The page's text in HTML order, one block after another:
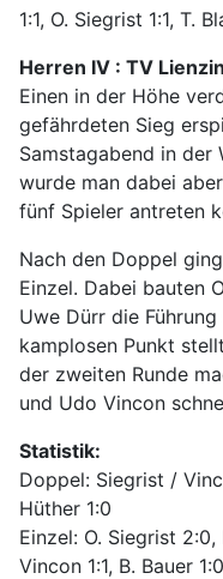
1:1, O. Siegrist 1:1, T.
Herren IV : TV
Einen in der Höhe
gefährdeten Sieg
Samstagabend in der
wurde man dabei
fünf Spieler antreten
Nach den Doppel
Einzel. Dabei bauten
Uwe Dürr die
kamplosen Punkt
der zweiten Runde
und Udo Vincon
Statistik:
Doppel: Siegrist /
Hüther 1:0
Einzel: O. Siegrist 2:0,
Vincon 1:1, B. Bauer